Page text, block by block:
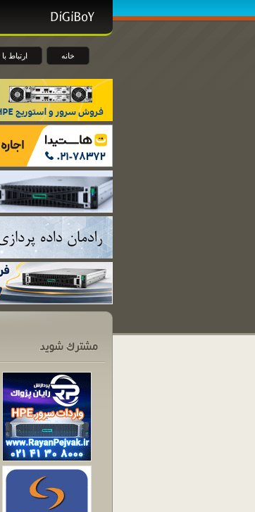
خانه ارتباط با